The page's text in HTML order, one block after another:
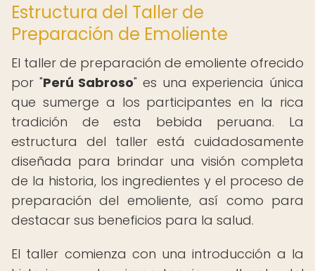
Estructura del Taller de
Preparación de Emoliente
El taller de preparación de emoliente ofrecido
por "Perú Sabroso" es una experiencia única
que sumerge a los participantes en la rica
tradición de esta bebida peruana. La
estructura del taller está cuidadosamente
diseñada para brindar una visión completa
de la historia, los ingredientes y el proceso de
preparación del emoliente, así como para
destacar sus beneficios para la salud.
El taller comienza con una introducción a la